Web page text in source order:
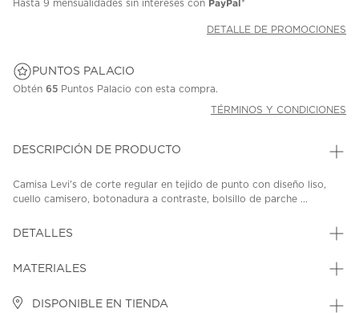
Hasta 9 mensualidades sin intereses con PayPal*
DETALLE DE PROMOCIONES
PUNTOS PALACIO
Obtén 65 Puntos Palacio con esta compra.
TÉRMINOS Y CONDICIONES
DESCRIPCIÓN DE PRODUCTO
Camisa Levi's de corte regular en tejido de punto con diseño liso,
cuello camisero, botonadura a contraste, bolsillo de parche ...
DETALLES
MATERIALES
DISPONIBLE EN TIENDA